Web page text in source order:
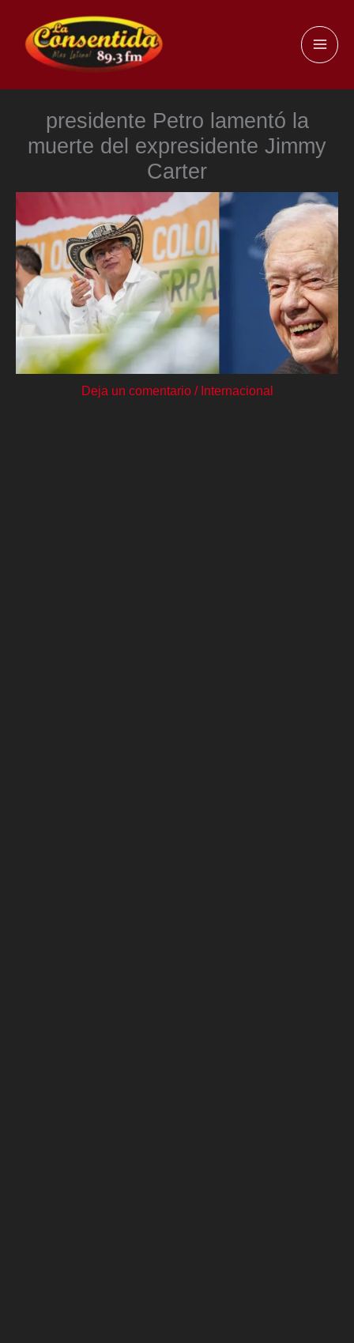
contenido
presidente Petro lamentó la
muerte del expresidente Jimmy
Carter
Deja un comentario / Internacional